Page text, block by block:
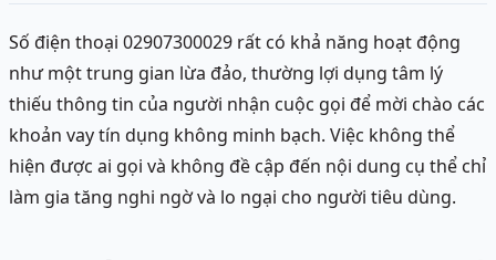
Số điện thoại 02907300029 rất có khả năng hoạt động
như một trung gian lừa đảo, thường lợi dụng tâm lý
thiếu thông tin của người nhận cuộc gọi để mời chào các
khoản vay tín dụng không minh bạch. Việc không thể
hiện được ai gọi và không đề cập đến nội dung cụ thể chỉ
làm gia tăng nghi ngờ và lo ngại cho người tiêu dùng.